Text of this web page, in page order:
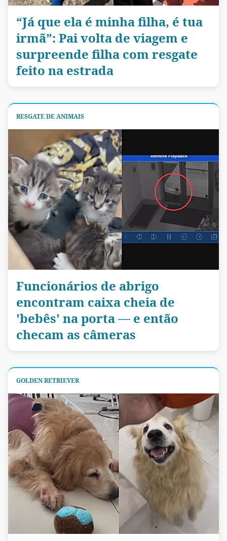
“Já que ela é minha filha, é tua
irmã”: Pai volta de viagem e
surpreende filha com resgate
feito na estrada
RESGATE DE ANIMAIS
Funcionários de abrigo
encontram caixa cheia de
'bebês' na porta — e então
checam as câmeras
GOLDEN RETRIEVER